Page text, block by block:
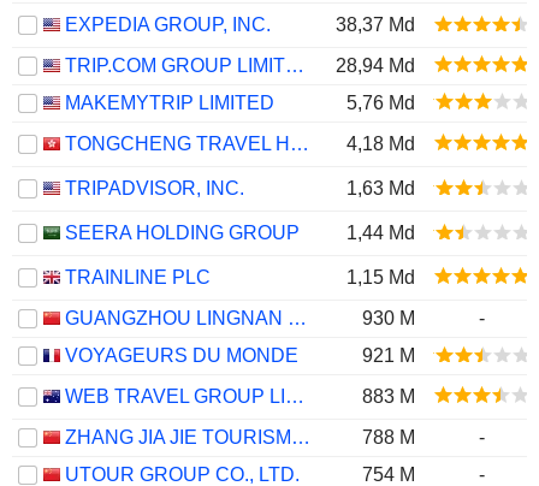
EXPEDIA GROUP, INC.
38,37 Md
TRIP.COM GROUP LIMITED
28,94 Md
MAKEMYTRIP LIMITED
5,76 Md
TONGCHENG TRAVEL HOLDINGS LIMITED
4,18 Md
TRIPADVISOR, INC. 1,63 Md
SEERA HOLDING GROUP 1,44 Md
TRAINLINE PLC
1,15 Md
GUANGZHOU LINGNAN GROUP HOLDINGS COMPANY LIMITED
930 M
-
VOYAGEURS DU MONDE
921 M
WEB TRAVEL GROUP LIMITED
883 M
ZHANG JIA JIE TOURISM GROUP CO., LTD
788 M
-
UTOUR GROUP CO., LTD.
754 M
-